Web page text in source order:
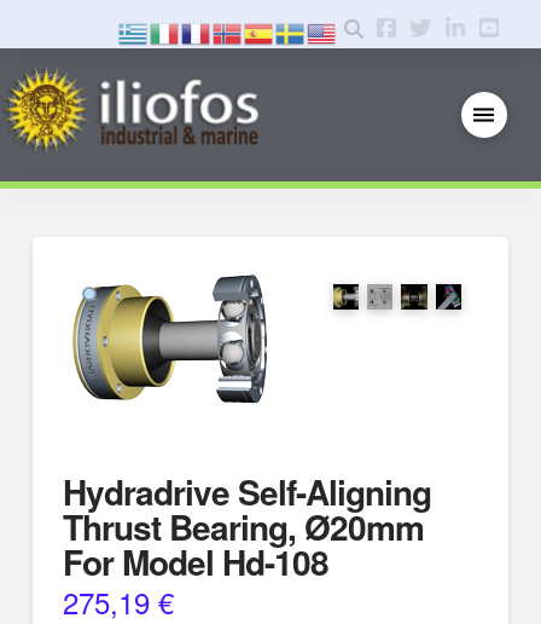
Hydradrive Self-Aligning
Thrust Bearing, Ø20mm
For Model Hd-108
275,19 €